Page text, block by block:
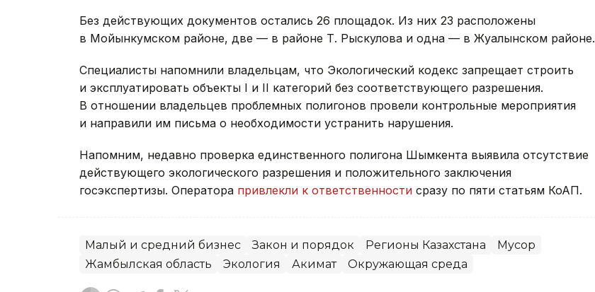
Без действующих документов остались 26 площадок. Из них 23 расположены
в Мойынкумском районе, две — в районе Т. Рыскулова и одна — в Жуалынском районе.
Специалисты напомнили владельцам, что Экологический кодекс запрещает строить
и эксплуатировать объекты I и II категорий без соответствующего разрешения.
В отношении владельцев проблемных полигонов провели контрольные мероприятия
и направили им письма о необходимости устранить нарушения.
Напомним, недавно проверка единственного полигона Шымкента выявила отсутствие
действующего экологического разрешения и положительного заключения
госэкспертизы. Оператора привлекли к ответственности сразу по пяти статьям КоАП.
Малый и средний бизнес Закон и порядок Регионы Казахстана
Мусор
Жамбылская область
Экология Акимат Окружающая среда